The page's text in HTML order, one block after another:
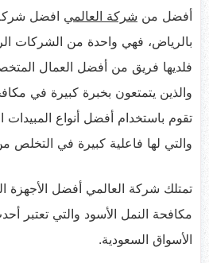
أفضل من شركة العالمي افضل
بالرياض، فهي واحدة من الشركات
فلديها فريق من أفضل العمال
والذين يتمتعون بخبرة كبيرة في
تقوم باستخدام أفضل أنواع
والتي لها فاعلية كبيرة في التخلص
تمتلك شركة العالمي أفضل
مكافحة النمل الأسود والتي تعتبر
الأسواق السعودية.